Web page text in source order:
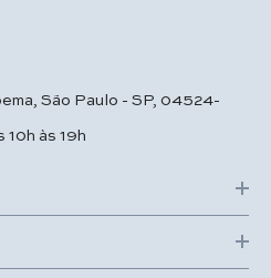
São Paulo - SP, 04524-
10h às 19h